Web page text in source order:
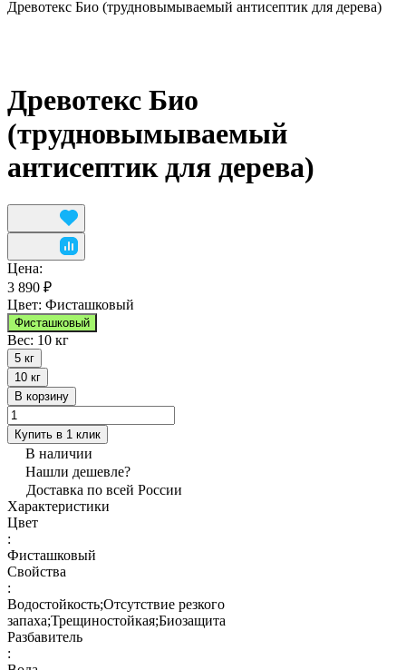
Древотекс Био (трудновымываемый антисептик для дерева)
Древотекс Био
(трудновымываемый
антисептик для дерева)
Цена:
3 890 ₽
Цвет: Фисташковый
Фисташковый
Вес: 10 кг
5 кг
10 кг
В корзину
Купить в 1 клик
В наличии
Нашли дешевле?
Доставка по всей России
Характеристики
Цвет
:
Фисташковый
Свойства
:
Водостойкость;Отсутствие резкого
запаха;Трещиностойкая;Биозащита
Разбавитель
: